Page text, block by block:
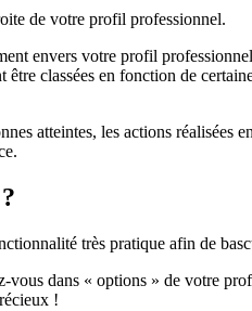
de votre profil professionnel.
envers votre profil
classées en fonction de
atteintes, les actions réalisées
très pratique afin de
dans « options » de votre
!